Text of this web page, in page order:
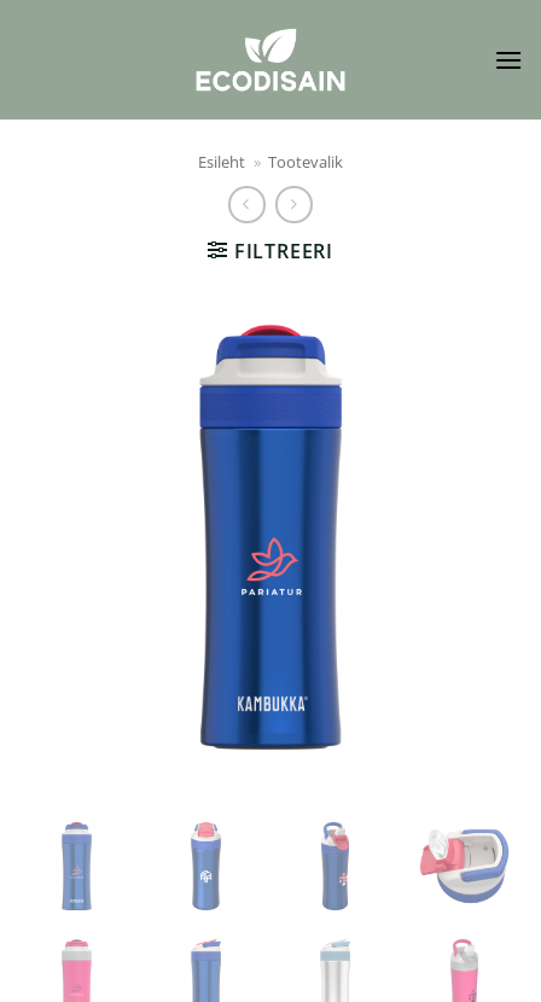
Esileht » Tootevalik
FILTREERI